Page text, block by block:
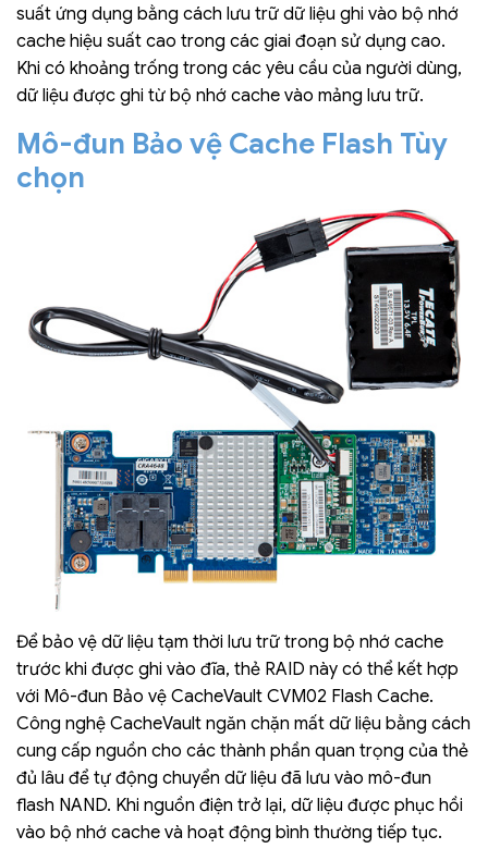
suất ứng dụng bằng cách lưu trữ dữ liệu ghi vào bộ nhớ
cache hiệu suất cao trong các giai đoạn sử dụng cao.
Khi có khoảng trống trong các yêu cầu của người dùng,
dữ liệu được ghi từ bộ nhớ cache vào mảng lưu trữ.
Mô-đun Bảo vệ Cache Flash Tùy
chọn
Để bảo vệ dữ liệu tạm thời lưu trữ trong bộ nhớ cache
trước khi được ghi vào đĩa, thẻ RAID này có thể kết hợp
với Mô-đun Bảo vệ CacheVault CVM02 Flash Cache.
Công nghệ CacheVault ngăn chặn mất dữ liệu bằng cách
cung cấp nguồn cho các thành phần quan trọng của thẻ
đủ lâu để tự động chuyển dữ liệu đã lưu vào mô-đun
flash NAND. Khi nguồn điện trở lại, dữ liệu được phục hồi
vào bộ nhớ cache và hoạt động bình thường tiếp tục.